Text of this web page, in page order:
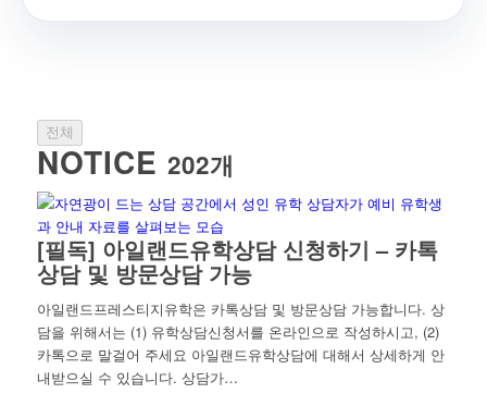
전체
NOTICE 202개
[필독] 아일랜드유학상담 신청하기 – 카톡
상담 및 방문상담 가능
아일랜드프레스티지유학은 카톡상담 및 방문상담 가능합니다. 상
담을 위해서는 (1) 유학상담신청서를 온라인으로 작성하시고, (2)
카톡으로 말걸어 주세요 아일랜드유학상담에 대해서 상세하게 안
내받으실 수 있습니다. 상담가…